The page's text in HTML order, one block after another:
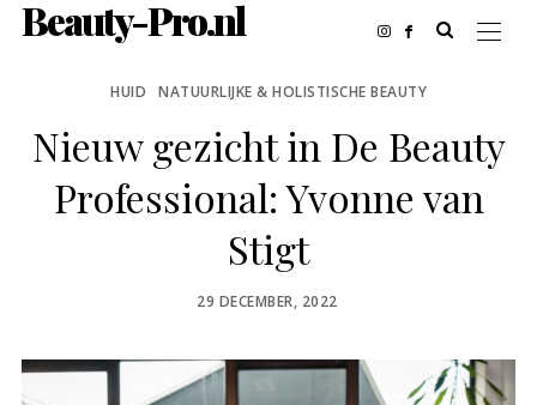
Beauty-Pro.nl
HUID NATUURLIJKE & HOLISTISCHE BEAUTY
Nieuw gezicht in De Beauty
Professional: Yvonne van
Stigt
POSTED
29 DECEMBER, 2022